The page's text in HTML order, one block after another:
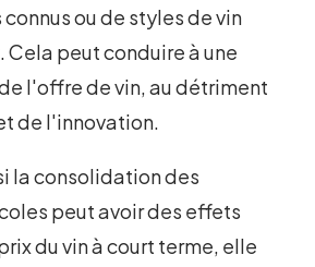
ou de styles de vin
Cela peut conduire à une
l'offre de vin, au détriment
de l'innovation.
la consolidation des
peut avoir des effets
du vin à court terme, elle